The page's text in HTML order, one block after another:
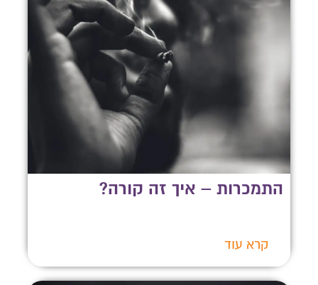
התמכרות – איך זה קורה?
קרא עוד